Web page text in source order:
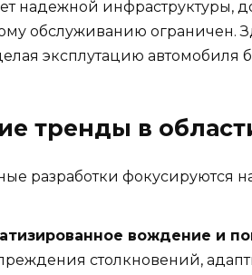
надежной инфраструктуры,
обслуживанию ограничен.
эксплутацию автомобиля
тренды в
разработки фокусируются
вождение и
столкновений,